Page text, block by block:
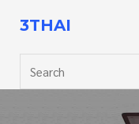
content
3THAI